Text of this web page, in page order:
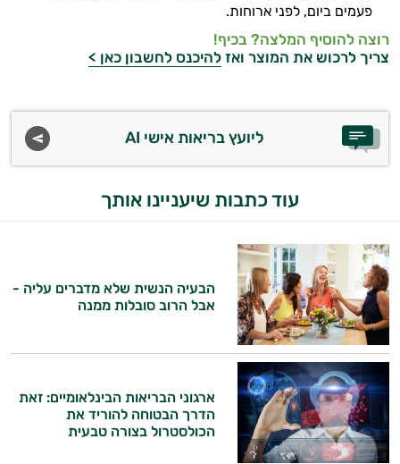
פעמים ביום, לפני ארוחות.
רוצה להוסיף המלצה? בכיף!
צריך לרכוש את המוצר ואז להיכנס לחשבון כאן >
ליועץ בריאות אישי AI
עוד כתבות שיעניינו אותך
הבעיה הנשית שלא מדברים עליה -
אבל הרוב סובלות ממנה
ארגוני הבריאות הבינלאומיים: זאת
הדרך הבטוחה להוריד את
הכולסטרול בצורה טבעית